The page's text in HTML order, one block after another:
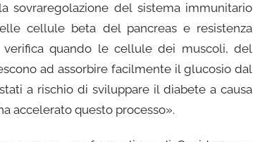
sovraregolazione del sistema immunitario
cellule beta del pancreas e resistenza
verifica quando le cellule dei muscoli, del
ad assorbire facilmente il glucosio dal
a rischio di sviluppare il diabete a causa
accelerato questo processo».